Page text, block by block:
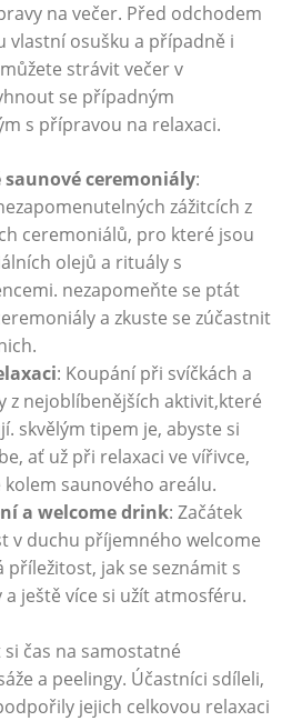
na večer. Před odchodem⁤
vlastní osušku a ⁢případně i
strávit večer v
se případným
⁣s ​přípravou na ⁤relaxaci.
⁢ceremoniály:‍
zážitcích z
ceremoniálů, pro které jsou
olejů a rituály s
⁢nezapomeňte ‍se ptát
⁢a zkuste se ‍zúčastnit
: Koupání při ⁤svíčkách a
​z nejoblíbenějších aktivit,které‌
skvělým ‍tipem je, abyste ‍si
ať už při relaxaci ve ‍vířivce,
saunového areálu.
⁢a ⁤welcome drink: Začátek
v duchu příjemného welcome
příležitost, jak⁤ se seznámit s
ještě více si⁢ užít⁢ atmosféru.
čas na samostatné
a peelingy. Účastníci sdíleli,
jejich celkovou relaxaci